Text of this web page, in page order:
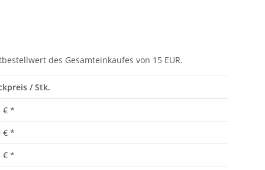
des Gesamteinkaufes von 15 EUR.
/ Stk.
€ *
€ *
€ *